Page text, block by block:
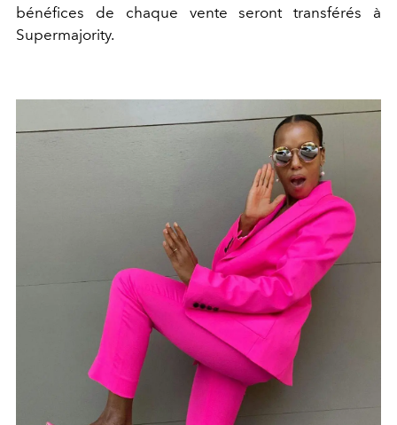
bénéfices de chaque vente seront transférés à
Supermajority.